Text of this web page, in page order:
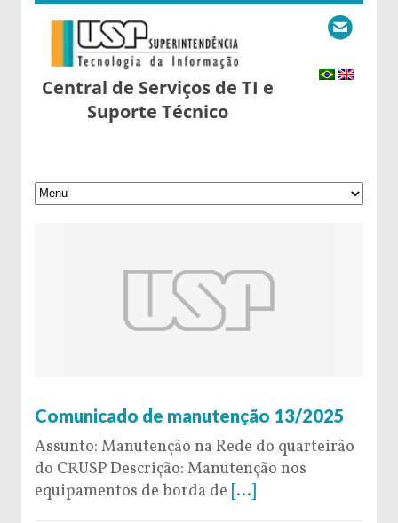
Central de Serviços de TI e
Suporte Técnico
Comunicado de manutenção 13/2025
Assunto: Manutenção na Rede do quarteirão
do CRUSP Descrição: Manutenção nos
equipamentos de borda de [...]